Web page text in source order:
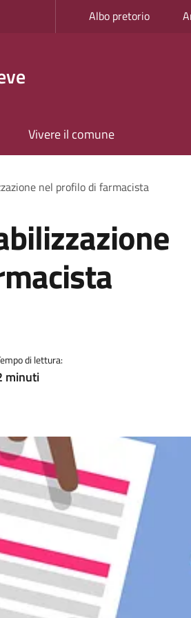
Albo pretorio
Vivere il comune
nel profilo di farmacista
di lettura:
minuti